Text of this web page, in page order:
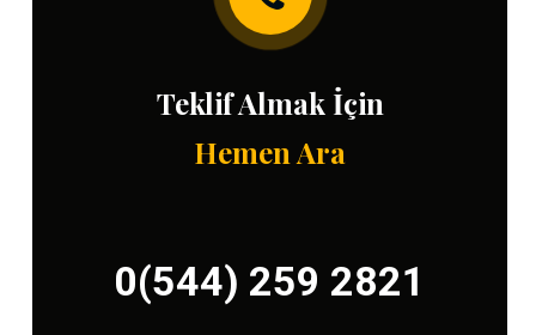
Teklif Almak İçin
Hemen Ara
0(544) 259 2821